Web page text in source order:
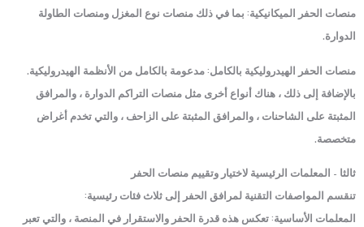
منصات الحفر الميكانيكية: بما في ذلك منصات نوع المغزل ومنصات الطاولة
الدوارة.
منصات الحفر الهيدروليكية بالكامل: مدعومة بالكامل من الأنظمة الهيدروليكية.
بالإضافة إلى ذلك ، هناك أنواع أخرى مثل منصات التراكم الدوارة ، والمرافق
المثبتة على الشاحنات ، والمرافق المثبتة على الزاحف ، والتي تخدم أغراض
متخصصة.
ثالثا - المعلمات الرئيسية لاختيار وتقييم منصات الحفر
تنقسم المواصفات التقنية لمرافق الحفر إلى ثلاث فئات رئيسية:
المعلمات الأساسية: تعكس هذه قدرة الحفر والاستقرار في المنصة ، والتي تعبر